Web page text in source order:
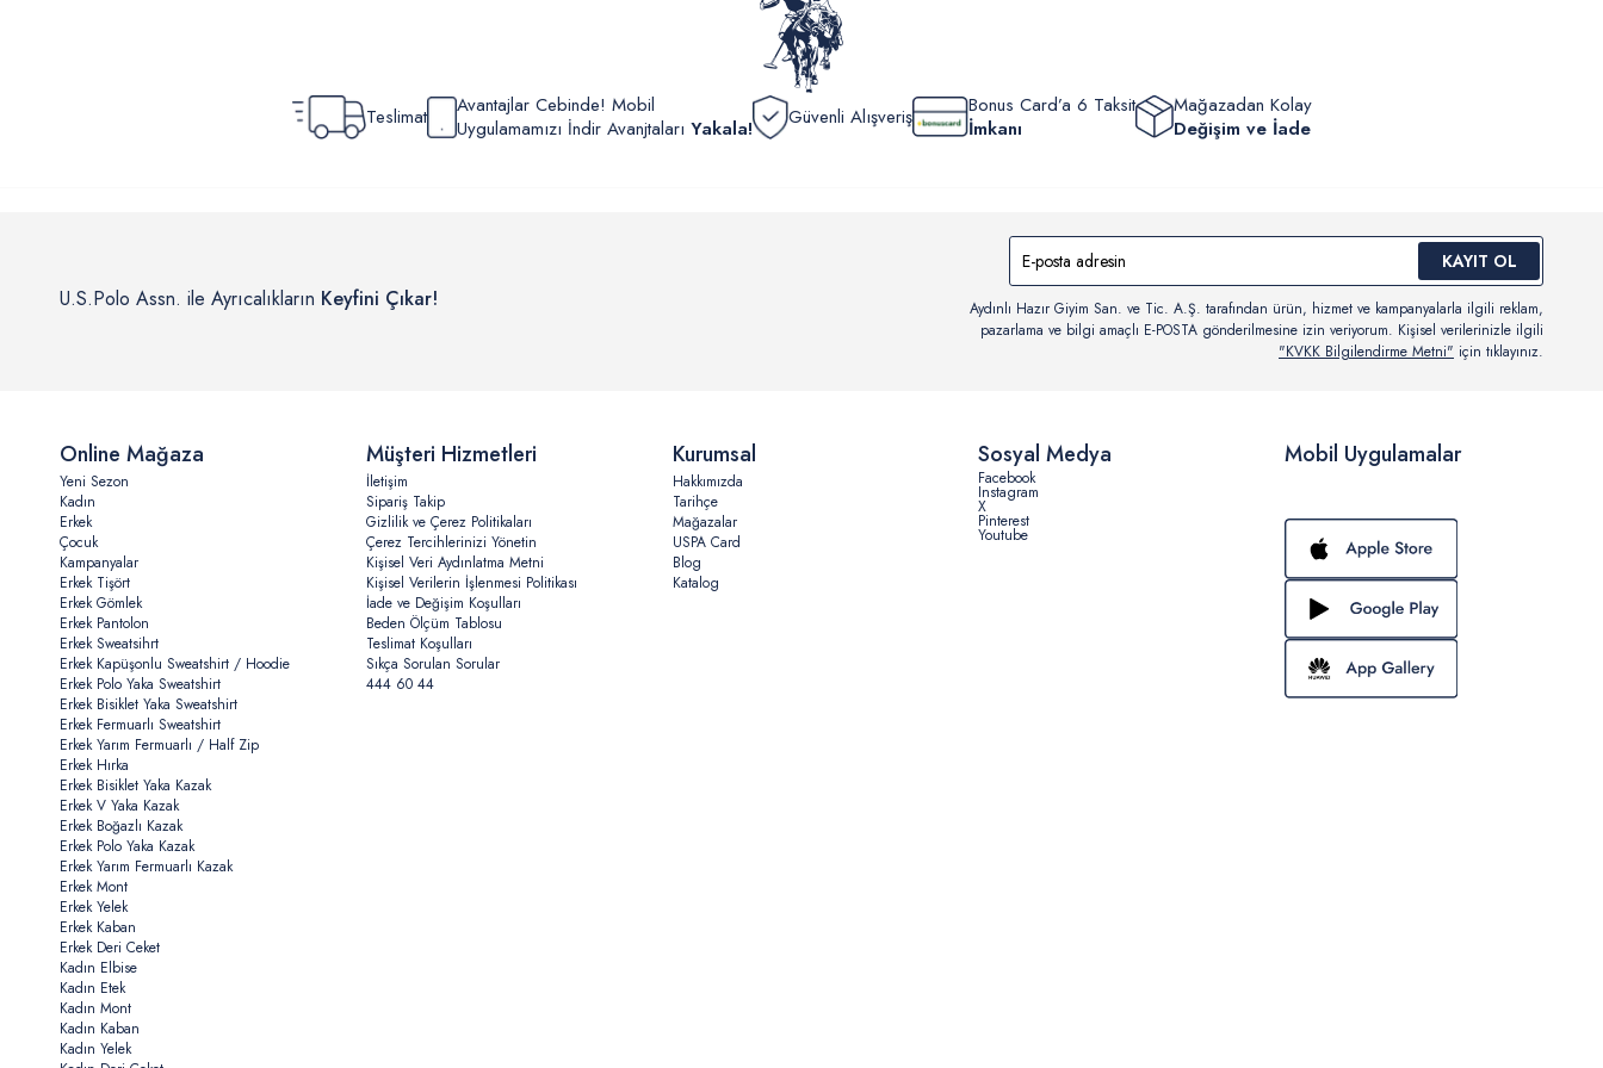
Teslimat
Avantajlar Cebinde! Mobil
Uygulamamızı İndir Avanjtaları Yakala! Güvenli Alışveriş
Bonus Card’a 6 Taksit
İmkanı
Mağazadan Kolay
Değişim ve İade
U.S.Polo Assn. ile Ayrıcalıkların Keyfini Çıkar!
KAYIT OL
Aydınlı Hazır Giyim San. ve Tic. A.Ş. tarafından ürün, hizmet ve kampanyalarla ilgili reklam,
pazarlama ve bilgi amaçlı E-POSTA gönderilmesine izin veriyorum. Kişisel verilerinizle ilgili
"KVKK Bilgilendirme Metni" için tıklayınız.
Mobil Uygulamalar
Online Mağaza
Yeni Sezon
Kadın
Erkek
Çocuk
Kampanyalar
Erkek Tişört
Erkek Gömlek
Erkek Pantolon
Erkek Sweatsihrt
Erkek Kapüşonlu Sweatshirt / Hoodie
Erkek Polo Yaka Sweatshirt
Erkek Bisiklet Yaka Sweatshirt
Erkek Fermuarlı Sweatshirt
Erkek Yarım Fermuarlı / Half Zip
Erkek Hırka
Erkek Bisiklet Yaka Kazak
Erkek V Yaka Kazak
Erkek Boğazlı Kazak
Erkek Polo Yaka Kazak
Erkek Yarım Fermuarlı Kazak
Erkek Mont
Erkek Yelek
Erkek Kaban
Erkek Deri Ceket
Kadın Elbise
Kadın Etek
Kadın Mont
Kadın Kaban
Kadın Yelek
Müşteri Hizmetleri
İletişim
Sipariş Takip
Gizlilik ve Çerez Politikaları
Çerez Tercihlerinizi Yönetin
Kişisel Veri Aydınlatma Metni
Kişisel Verilerin İşlenmesi Politikası
İade ve Değişim Koşulları
Beden Ölçüm Tablosu
Teslimat Koşulları
Sıkça Sorulan Sorular
444 60 44
Kurumsal
Hakkımızda
Tarihçe
Mağazalar
USPA Card
Blog
Katalog
Sosyal Medya
Facebook
Instagram
X
Pinterest
Youtube